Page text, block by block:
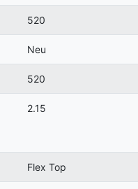
520
Neu
520
2.15
Flex Top